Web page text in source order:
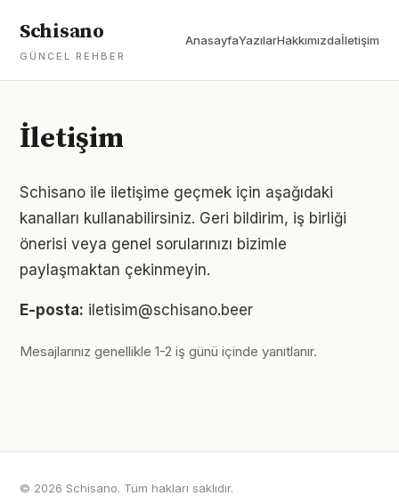
Schisano
GÜNCEL REHBER
AnasayfaYazılarHakkımızdaİletişim
İletişim
Schisano ile iletişime geçmek için aşağıdaki
kanalları kullanabilirsiniz. Geri bildirim, iş birliği
önerisi veya genel sorularınızı bizimle
paylaşmaktan çekinmeyin.
E-posta: iletisim@schisano.beer
Mesajlarınız genellikle 1-2 iş günü içinde yanıtlanır.
© 2026 Schisano. Tüm hakları saklıdır.